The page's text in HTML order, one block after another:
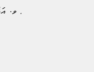
ފުލުހުން ބުނީ މަރުވެފައިވަނީ